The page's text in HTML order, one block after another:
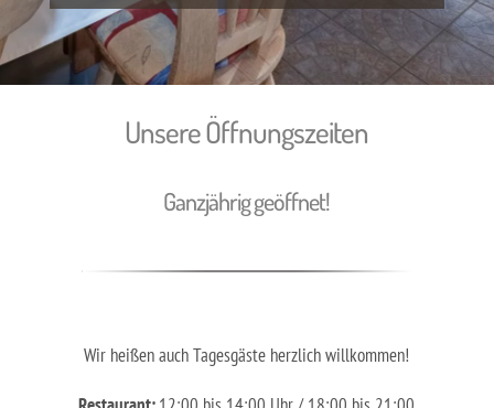
Unsere Öffnungszeiten
Ganzjährig geöffnet!
Wir heißen auch Tagesgäste herzlich willkommen!